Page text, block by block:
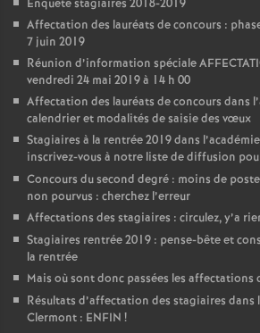
Enquête stagiaires 2018-2019
Affectation des lauréats de concours :
7 juin 2019
Réunion d’information spéciale
vendredi 24 mai 2019 à 14 h 00
Affectation des lauréats de concours dans
calendrier et modalités de saisie des vœux
Stagiaires à la rentrée 2019 dans
inscrivez-vous à notre liste de diffusion
Concours du second degré : moins de
non pourvus : cherchez l’erreur
Affectations des stagiaires : circulez, y’a
Stagiaires rentrée 2019 : pense-bête et
la rentrée
Mais où sont donc passées les affectations
Résultats d’affectation des stagiaires dans
Clermont : ENFIN !